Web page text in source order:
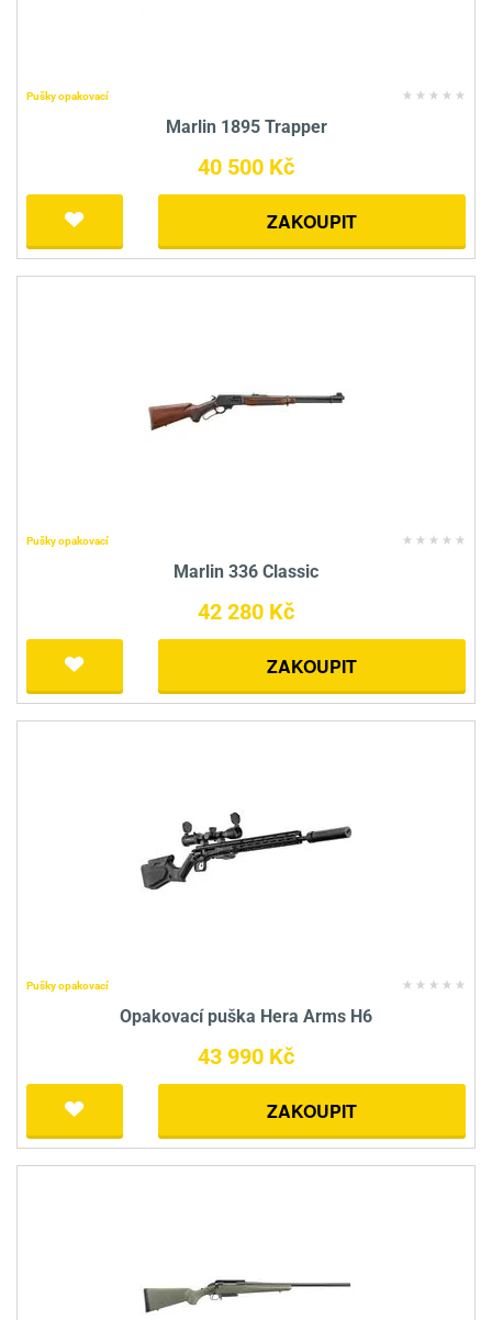
Pušky opakovací
Marlin 1895 Trapper
40 500 Kč
ZAKOUPIT
Pušky opakovací
Marlin 336 Classic
42 280 Kč
ZAKOUPIT
Pušky opakovací
Opakovací puška Hera Arms H6
43 990 Kč
ZAKOUPIT